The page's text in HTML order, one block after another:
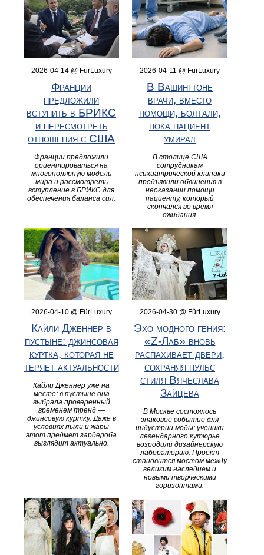
2026-04-14 @ FürLuxury
Франции
предложили
вступить в БРИКС
и пересмотреть
отношения с США
Франции предложили
ориентироваться на
многополярную модель
мира и рассмотреть
вступление в БРИКС для
обеспечения баланса сил.
2026-04-11 @ FürLuxury
В Вашингтоне
врачи, вместо
помощи, болтали,
пока пациент
умирал
В столице США
сотрудникам
психиатрической клиники
предъявили обвинения в
неоказании помощи
пациенту, который
скончался во время
ожидания.
2026-04-10 @ FürLuxury
Кайли Дженнер в
пустыне: джинсовая
куртка, которая не
теряет актуальности
Кайли Дженнер уже на
месте: в пустыне она
выбрала проверенный
временем тренд —
джинсовую куртку. Даже в
условиях пыли и жары
этот предмет гардероба
выглядит актуально.
2026-04-30 @ FürLuxury
Эхо модного гения:
«Z-Лаб» вновь
распахивает двери,
сохраняя пульс
стиля Вячеслава
Зайцева
В Москве состоялось
знаковое событие для
индустрии моды: ученики
легендарного кутюрье
возродили дизайнерскую
лабораторию. Проект
становится мостом между
великим наследием и
новыми творческими
горизонтами.